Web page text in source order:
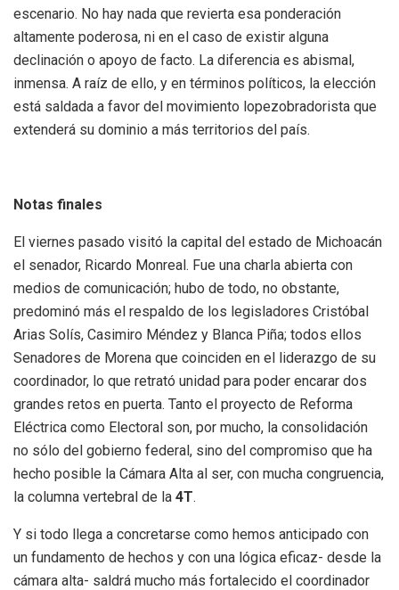
escenario. No hay nada que revierta esa ponderación
altamente poderosa, ni en el caso de existir alguna
declinación o apoyo de facto. La diferencia es abismal,
inmensa. A raíz de ello, y en términos políticos, la elección
está saldada a favor del movimiento lopezobradorista que
extenderá su dominio a más territorios del país.
Notas finales
El viernes pasado visitó la capital del estado de Michoacán
el senador, Ricardo Monreal. Fue una charla abierta con
medios de comunicación; hubo de todo, no obstante,
predominó más el respaldo de los legisladores Cristóbal
Arias Solís, Casimiro Méndez y Blanca Piña; todos ellos
Senadores de Morena que coinciden en el liderazgo de su
coordinador, lo que retrató unidad para poder encarar dos
grandes retos en puerta. Tanto el proyecto de Reforma
Eléctrica como Electoral son, por mucho, la consolidación
no sólo del gobierno federal, sino del compromiso que ha
hecho posible la Cámara Alta al ser, con mucha congruencia,
la columna vertebral de la 4T.
Y si todo llega a concretarse como hemos anticipado con
un fundamento de hechos y con una lógica eficaz- desde la
cámara alta- saldrá mucho más fortalecido el coordinador